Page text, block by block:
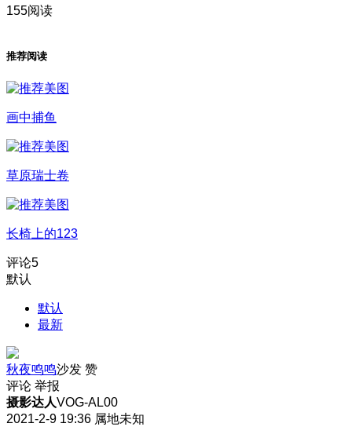
155阅读
推荐阅读
画中捕鱼
草原瑞士卷
长椅上的123
评论5
默认
默认
最新
秋夜鸣鸣沙发 赞
评论 举报
摄影达人VOG-AL00
2021-2-9 19:36 属地未知